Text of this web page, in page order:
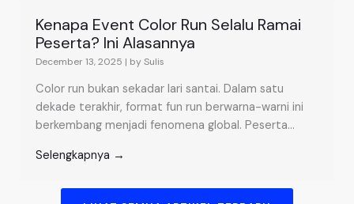
Kenapa Event Color Run Selalu Ramai
Peserta? Ini Alasannya
December 13, 2025 | by Sulis
Color run bukan sekadar lari santai. Dalam satu
dekade terakhir, format fun run berwarna-warni ini
berkembang menjadi fenomena global. Peserta...
Selengkapnya →